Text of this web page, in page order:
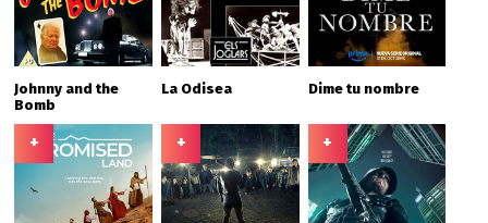
Johnny and the
Bomb
La Odisea Dime tu nombre
+ + +